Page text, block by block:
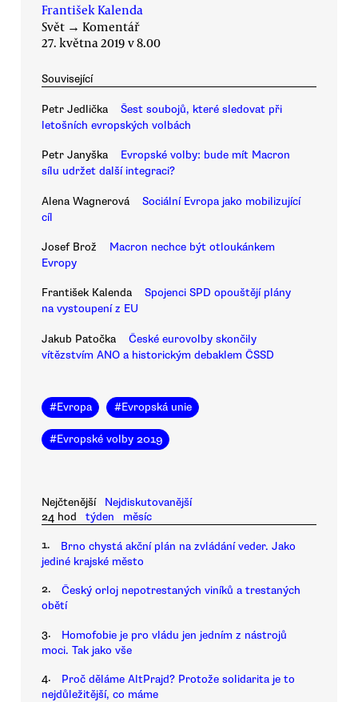
František Kalenda
Svět → Komentář
27. května 2019 v 8.00
Související
Petr Jedlička
Šest soubojů, které sledovat při
letošních evropských volbách
Petr Janyška
Evropské volby: bude mít Macron
sílu udržet další integraci?
Alena Wagnerová
Sociální Evropa jako mobilizující
cíl
Josef Brož
Macron nechce být otloukánkem
Evropy
František Kalenda
Spojenci SPD opouštějí plány
na vystoupení z EU
Jakub Patočka
České eurovolby skončily
vítězstvím ANO a historickým debaklem ČSSD
#Evropa #Evropská unie
#Evropské volby 2019
Nejčtenější
Nejdiskutovanější
24 hod
týden měsíc
1.
Brno chystá akční plán na zvládání veder. Jako
jediné krajské město
2.
Český orloj nepotrestaných viníků a trestaných
obětí
3.
Homofobie je pro vládu jen jedním z nástrojů
moci. Tak jako vše
4.
Proč děláme AltPrajd? Protože solidarita je to
nejdůležitější, co máme